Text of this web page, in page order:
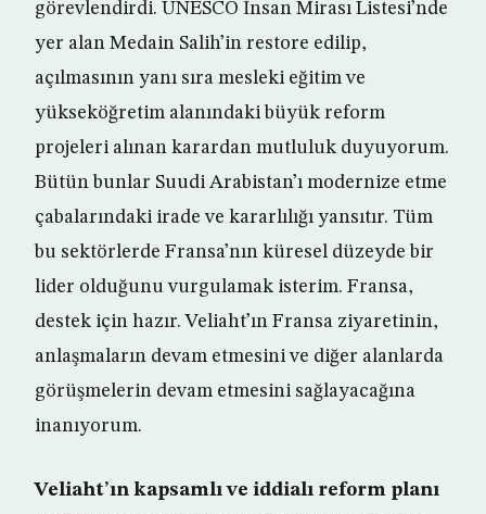
görevlendirdi. UNESCO İnsan Mirası Listesi’nde
yer alan Medain Salih’in restore edilip,
açılmasının yanı sıra mesleki eğitim ve
yükseköğretim alanındaki büyük reform
projeleri alınan karardan mutluluk duyuyorum.
Bütün bunlar Suudi Arabistan’ı modernize etme
çabalarındaki irade ve kararlılığı yansıtır. Tüm
bu sektörlerde Fransa’nın küresel düzeyde bir
lider olduğunu vurgulamak isterim. Fransa,
destek için hazır. Veliaht’ın Fransa ziyaretinin,
anlaşmaların devam etmesini ve diğer alanlarda
görüşmelerin devam etmesini sağlayacağına
inanıyorum.
Veliaht’ın kapsamlı ve iddialı reform planı